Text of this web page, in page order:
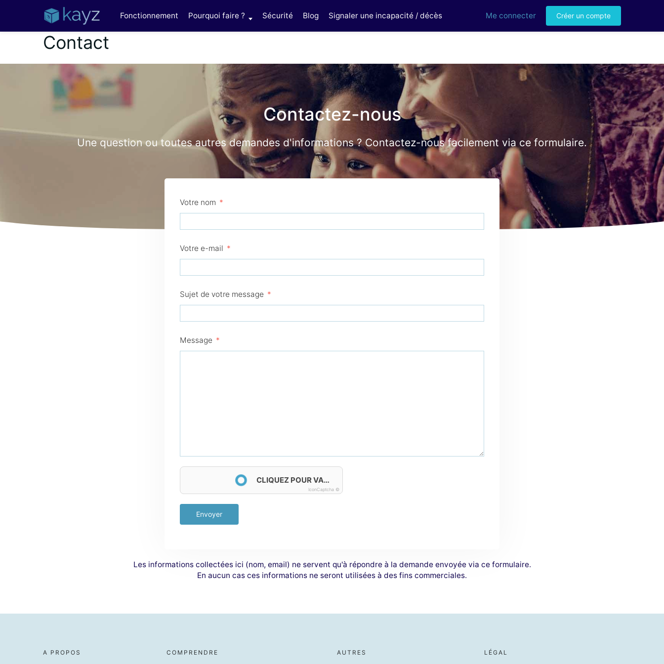
Fonctionnement Pourquoi faire ? Sécurité Blog Signaler une incapacité / décès Me connecter Créer un compte
Contact
Contactez-nous
Une question ou toutes autres demandes d'informations ? Contactez-nous facilement via ce formulaire.
Votre nom
Votre e-mail
Sujet de votre message
Message
CLIQUEZ POUR VALIDER
IconCaptcha ©
Envoyer
Les informations collectées ici (nom, email) ne servent qu'à répondre à la demande envoyée via ce formulaire.
En aucun cas ces informations ne seront utilisées à des fins commerciales.
A PROPOS COMPRENDRE AUTRES LÉGAL